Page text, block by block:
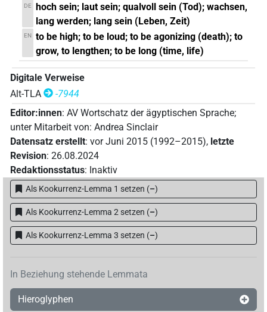
DE hoch sein; laut sein; qualvoll sein (Tod); wachsen,
lang werden; lang sein (Leben, Zeit)
EN to be high; to be loud; to be agonizing (death); to
grow, to lengthen; to be long (time, life)
Digitale Verweise
Alt-TLA
-7944
Editor:innen: AV Wortschatz der ägyptischen Sprache;
unter Mitarbeit von: Andrea Sinclair
Datensatz erstellt: vor Juni 2015 (1992–2015), letzte
Revision: 26.08.2024
Redaktionsstatus: Inaktiv
Als Kookurrenz-Lemma 1 setzen (–)
Als Kookurrenz-Lemma 2 setzen (–)
Als Kookurrenz-Lemma 3 setzen (–)
In Beziehung stehende Lemmata
Hieroglyphen